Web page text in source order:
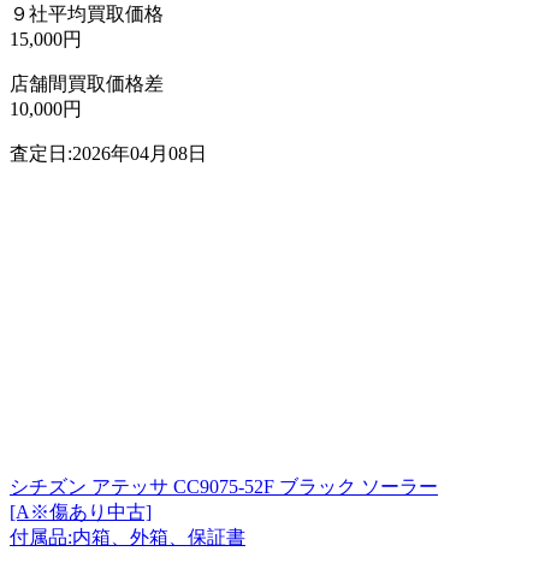
９社平均買取価格
15,000円
店舗間買取価格差
10,000円
査定日:2026年04月08日
シチズン アテッサ CC9075-52F ブラック ソーラー
[A※傷あり中古]
付属品:内箱、外箱、保証書